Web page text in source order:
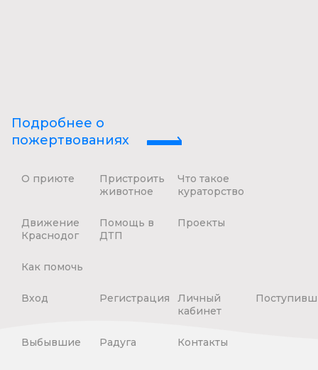
Подробнее о
пожертвованиях
О приюте
Пристроить
животное
Что такое
кураторство
Движение
Краснодог
Помощь в
ДТП
Проекты
Как помочь
Вход Регистрация
Личный
кабинет
Выбывшие Радуга Контакты